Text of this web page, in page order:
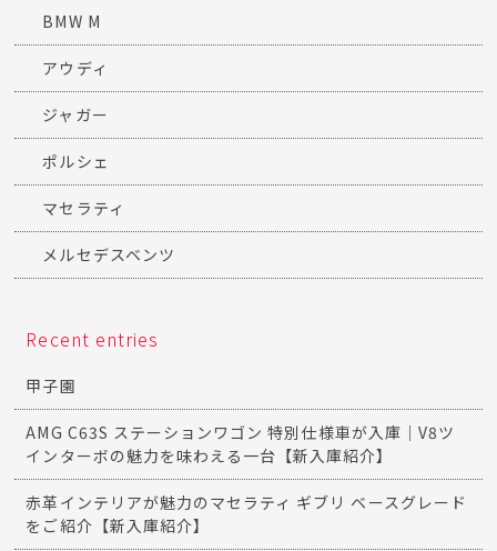
BMW M
アウディ
ジャガー
ポルシェ
マセラティ
メルセデスベンツ
Recent entries
甲子園
AMG C63S ステーションワゴン 特別仕様車が入庫｜V8ツ
インターボの魅力を味わえる一台【新入庫紹介】
赤革インテリアが魅力のマセラティ ギブリ ベースグレード
をご紹介【新入庫紹介】